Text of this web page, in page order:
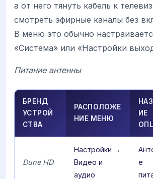
а от него тянуть кабель к
смотреть эфирные каналы без
В меню это обычно
«Система» или «Настройки
Питание антенны
БРЕНД
УСТРОЙ
СТВА
РАСПОЛОЖЕ
НИЕ МЕНЮ
ИЕ
Dune HD
Настройки →
Видео и
аудио
е